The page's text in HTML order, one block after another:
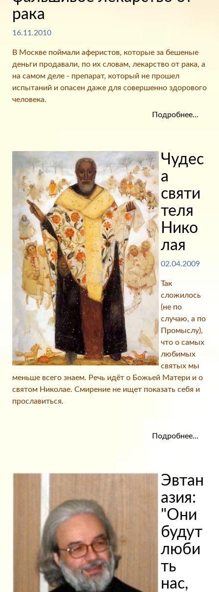
рака
16.11.2010
В Москве поймали аферистов, которые за бешеные
деньги продавали, по их словам, лекарство от рака, а
на самом деле - препарат, который не прошел
испытаний и опасен даже для совершенно здорового
человека.
Подробнее...
Чудес
а
святи
теля
Нико
лая
02.04.2009
Так
сложилось
(не по
случаю, а по
Промыслу),
что о самых
любимых
святых мы
меньше всего знаем. Речь идёт о Божьей Матери и о
святом Николае. Смирение не ищет показать себя и
прославиться.
Подробнее...
Эвтан
азия:
"Они
будут
люби
ть
нас,